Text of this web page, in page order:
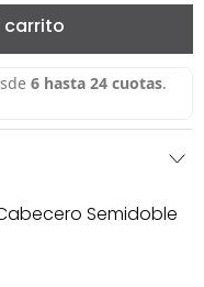
carrito
Semidoble